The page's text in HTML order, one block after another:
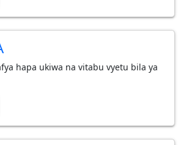
hapa ukiwa na vitabu vyetu bila ya